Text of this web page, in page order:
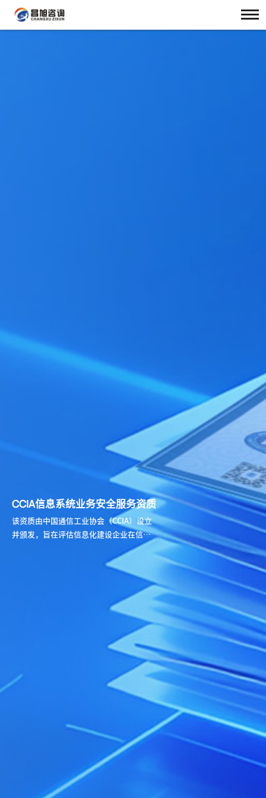
CCIA信息系统业务安全服务资质
该资质由中国通信工业协会（CCIA）设立
并颁发，旨在评估信息化建设企业在信息
系统业务安全服务领域的综合能力，包括
行业服务方向、安全服务意识和专业服务
水平，认证结果作为企业参与信息化项目